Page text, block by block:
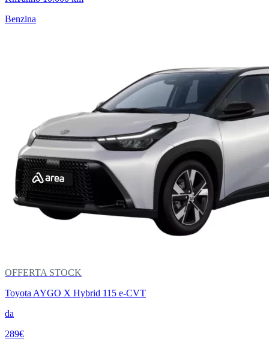
Benzina
OFFERTA STOCK
Toyota AYGO X Hybrid 115 e-CVT
da
289€